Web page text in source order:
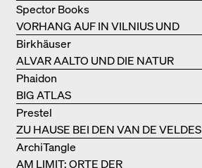
VORHANG AUF IN VILNIUS UND
MINSK!
Spector Books
ALVAR AALTO UND DIE NATUR
Birkhäuser
BIG ATLAS
Phaidon
ZU HAUSE BEI DEN VAN DE VELDES
Prestel
AM LIMIT: ORTE DER
ArchiTangle